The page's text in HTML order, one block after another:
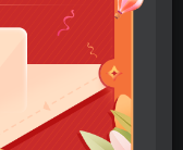
买，可保存购买订单